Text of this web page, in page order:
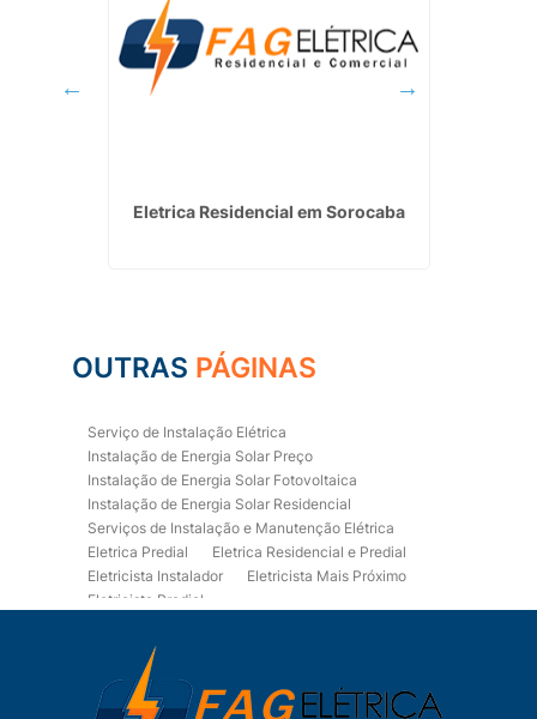
Eletrica Residencial em Sorocaba
OUTRAS PÁGINAS
Serviço de Instalação Elétrica
Instalação de Energia Solar Preço
Instalação de Energia Solar Fotovoltaica
Instalação de Energia Solar Residencial
Serviços de Instalação e Manutenção Elétrica
Eletrica Predial
Eletrica Residencial e Predial
Eletricista Instalador
Eletricista Mais Próximo
Eletricista Predial
Eletricista Residencial
Eletricista Residencial E Predial
Eletricistas de Manutenção